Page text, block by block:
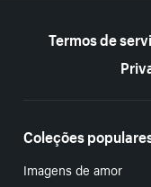
Termos de
Coleções
Imagens de amor